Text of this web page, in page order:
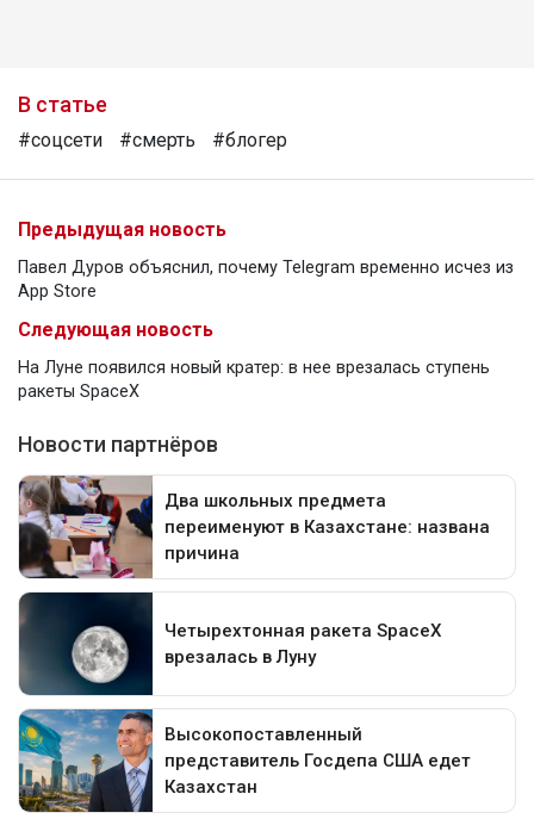
В статье
#соцсети #смерть #блогер
Предыдущая новость
Павел Дуров объяснил, почему Telegram временно исчез из
App Store
Следующая новость
На Луне появился новый кратер: в нее врезалась ступень
ракеты SpaceX